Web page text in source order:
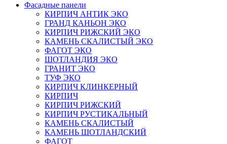
Фасадные панели
КИРПИЧ АНТИК ЭКО
ГРАНД КАНЬОН ЭКО
КИРПИЧ РИЖСКИЙ ЭКО
КАМЕНЬ СКАЛИСТЫЙ ЭКО
ФАГОТ ЭКО
ШОТЛАНДИЯ ЭКО
ГРАНИТ ЭКО
ТУФ ЭКО
КИРПИЧ КЛИНКЕРНЫЙ
КИРПИЧ
КИРПИЧ РИЖСКИЙ
КИРПИЧ РУСТИКАЛЬНЫЙ
КАМЕНЬ СКАЛИСТЫЙ
КАМЕНЬ ШОТЛАНДСКИЙ
ФАГОТ